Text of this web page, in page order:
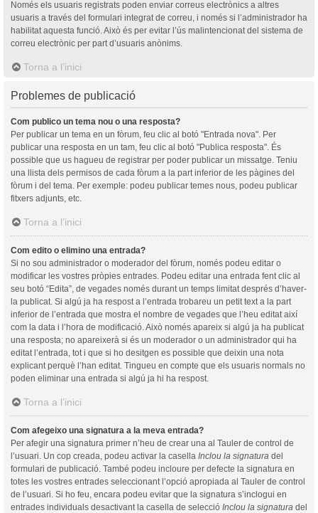
Només els usuaris registrats poden enviar correus electrònics a altres
usuaris a través del formulari integrat de correu, i només si l’administrador ha
habilitat aquesta funció. Això és per evitar l’ús malintencionat del sistema de
correu electrònic per part d’usuaris anònims.
Torna a l’inici
Problemes de publicació
Com publico un tema nou o una resposta?
Per publicar un tema en un fòrum, feu clic al botó "Entrada nova". Per
publicar una resposta en un tam, feu clic al botó "Publica resposta". És
possible que us hagueu de registrar per poder publicar un missatge. Teniu
una llista dels permisos de cada fòrum a la part inferior de les pàgines del
fòrum i del tema. Per exemple: podeu publicar temes nous, podeu publicar
fitxers adjunts, etc.
Torna a l’inici
Com edito o elimino una entrada?
Si no sou administrador o moderador del fòrum, només podeu editar o
modificar les vostres pròpies entrades. Podeu editar una entrada fent clic al
seu botó “Edita”, de vegades només durant un temps limitat després d’haver-
la publicat. Si algú ja ha respost a l’entrada trobareu un petit text a la part
inferior de l’entrada que mostra el nombre de vegades que l’heu editat així
com la data i l’hora de modificació. Això només apareix si algú ja ha publicat
una resposta; no apareixerà si és un moderador o un administrador qui ha
editat l’entrada, tot i que si ho desitgen es possible que deixin una nota
explicant perquè l’han editat. Tingueu en compte que els usuaris normals no
poden eliminar una entrada si algú ja hi ha respost.
Torna a l’inici
Com afegeixo una signatura a la meva entrada?
Per afegir una signatura primer n’heu de crear una al Tauler de control de
l’usuari. Un cop creada, podeu activar la casella Inclou la signatura del
formulari de publicació. També podeu incloure per defecte la signatura en
totes les vostres entrades seleccionant l’opció apropiada al Tauler de control
de l’usuari. Si ho feu, encara podeu evitar que la signatura s’inclogui en
entrades individuals desactivant la casella de selecció Inclou la signatura del